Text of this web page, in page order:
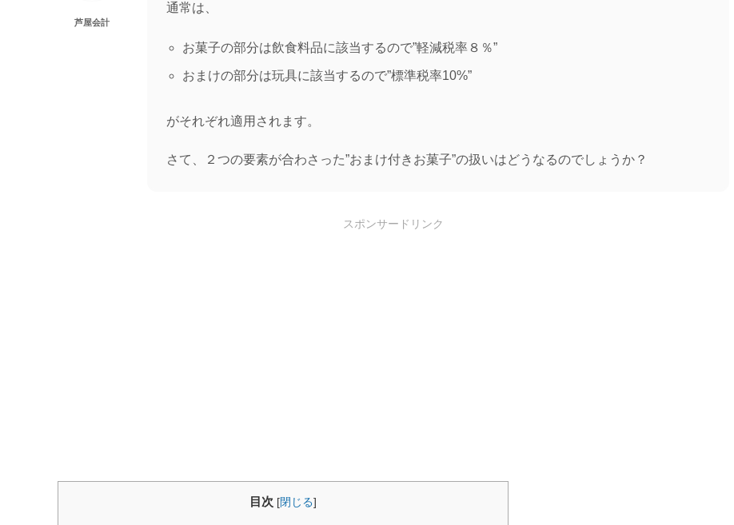
芦屋会計
通常は、
お菓子の部分は飲食料品に該当するので”軽減税率８％”
おまけの部分は玩具に該当するので”標準税率10%”
がそれぞれ適用されます。
さて、２つの要素が合わさった”おまけ付きお菓子”の扱いはどうなるのでしょうか？
スポンサードリンク
目次 [閉じる]